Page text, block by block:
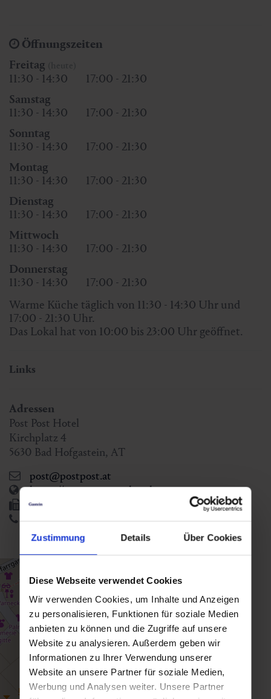
Zustimmung Details Über Cookies
Diese Webseite verwendet Cookies
Wir verwenden Cookies, um Inhalte und Anzeigen
zu personalisieren, Funktionen für soziale Medien
anbieten zu können und die Zugriffe auf unsere
Website zu analysieren. Außerdem geben wir
Informationen zu Ihrer Verwendung unserer
Website an unsere Partner für soziale Medien,
Werbung und Analysen weiter. Unsere Partner
Öffnungszeiten
Freitag
11:30 - 14:30
17:00 - 21:30
Samstag
11:30 - 14:30
17:00 - 21:30
Sonntag
11:30 - 14:30
17:00 - 21:30
Montag
11:30 - 14:30
17:00 - 21:30
Dienstag
11:30 - 14:30
17:00 - 21:30
Mittwoch
11:30 - 14:30
17:00 - 21:30
Donnerstag
11:30 - 14:30
17:00 - 21:30
Warme Küche täglich von 11:30 - 14:30 Uhr und
17:00 - 21:30 Uhr.
Das Lokal hat von 10:00 bis 23:00 Uhr geöffnet.
Links
Adressen
Post Post Hotel
Kirchplatz 4
5630 Bad Hofgastein, AT
post@postpost.at
https://www.postposthotel.com
+43 6432 6260 400
+43 6432 6260